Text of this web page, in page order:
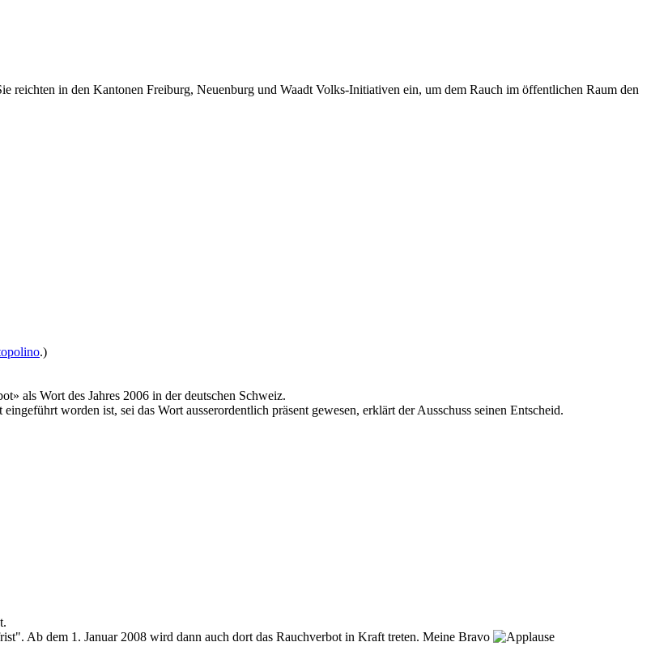
reichten in den Kantonen Freiburg, Neuenburg und Waadt Volks-Initiativen ein, um dem Rauch im öffentlichen Raum den
.)
als Wort des Jahres 2006 in der deutschen Schweiz.
worden ist, sei das Wort ausserordentlich präsent gewesen, erklärt der Ausschuss seinen Entscheid.
Ab dem 1. Januar 2008 wird dann auch dort das Rauchverbot in Kraft treten. Meine Bravo